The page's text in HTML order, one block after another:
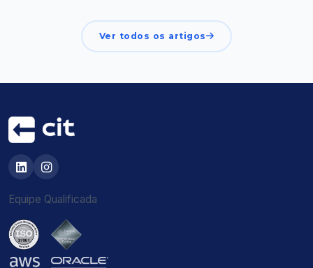
Ver todos os artigos
Equipe Qualificada